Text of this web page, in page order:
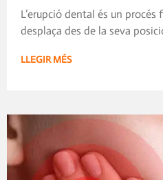
L’erupció dental és un
desplaça des de la seva
LLEGIR MÉS